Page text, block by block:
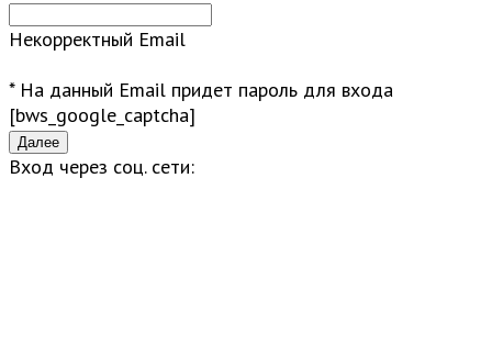
Некорректный Email
* На данный Email придет пароль для входа
[bws_google_captcha]
Вход через соц. сети: